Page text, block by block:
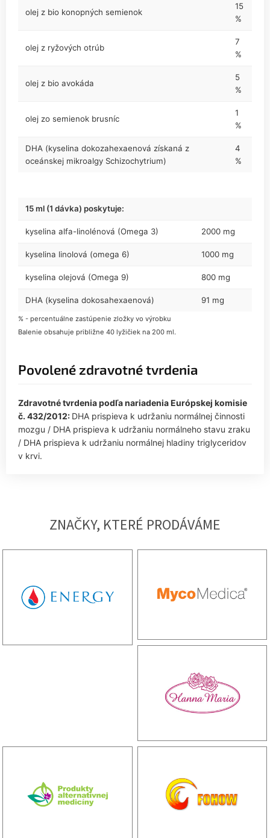
olej z bio konopných semienok
15
%
olej z ryžových otrúb
7
%
olej z bio avokáda
5
%
olej zo semienok brusníc
1
%
DHA (kyselina dokozahexaenová získaná z
oceánskej mikroalgy Schizochytrium)
4
%
15 ml (1 dávka) poskytuje:
kyselina alfa-linolénová (Omega 3) 2000 mg
kyselina linolová (omega 6) 1000 mg
kyselina olejová (Omega 9) 800 mg
DHA (kyselina dokosahexaenová) 91 mg
% - percentuálne zastúpenie zložky vo výrobku
Balenie obsahuje približne 40 lyžičiek na 200 ml.
Povolené zdravotné tvrdenia
Zdravotné tvrdenia podľa nariadenia Európskej komisie
č. 432/2012: DHA prispieva k udržaniu normálnej činnosti
mozgu / DHA prispieva k udržaniu normálneho stavu zraku
/ DHA prispieva k udržaniu normálnej hladiny triglyceridov
v krvi.
ZNAČKY, KTERÉ PRODÁVÁME